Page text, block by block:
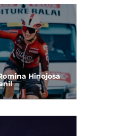
Hinojosa